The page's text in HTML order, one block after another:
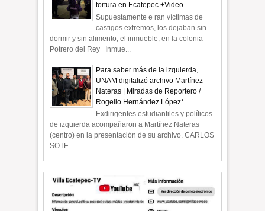
tortura en Ecatepec +Video
Supuestamente e ran víctimas de
castigos extremos, los dejaban sin
dormir y sin alimento; el inmueble, en la colonia
Potrero del Rey Inmue...
Para saber más de la izquierda,
UNAM digitalizó archivo Martínez
Nateras | Miradas de Reportero /
Rogelio Hernández López*
Exdirigentes estudiantiles y políticos
de izquierda acompañaron a Martínez Nateras
(centro) en la presentación de su archivo. CARLOS
SOTE...